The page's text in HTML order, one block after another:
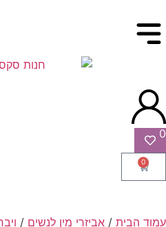
0
0
עמוד הבית / אביזרי מין לנשים /